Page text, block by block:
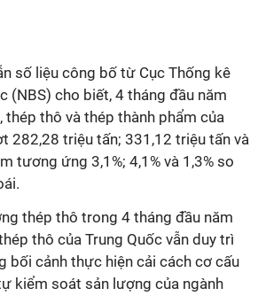
số liệu công bố từ Cục Thống kê
(NBS) cho biết, 4 tháng đầu năm
thép thô và thép thành phẩm của
282,28 triệu tấn; 331,12 triệu tấn và
tương ứng 3,1%; 4,1% và 1,3% so
thép thô trong 4 tháng đầu năm
thô của Trung Quốc vẫn duy trì
bối cảnh thực hiện cải cách cơ cấu
kiểm soát sản lượng của ngành